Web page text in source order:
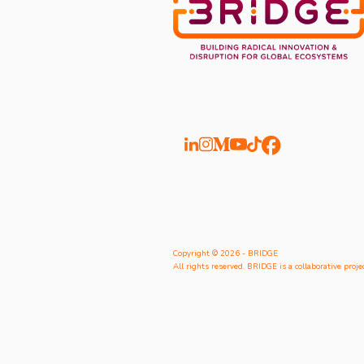
Copyright © 2026 - BRIDGE
All rights reserved. BRIDGE is a collaborative